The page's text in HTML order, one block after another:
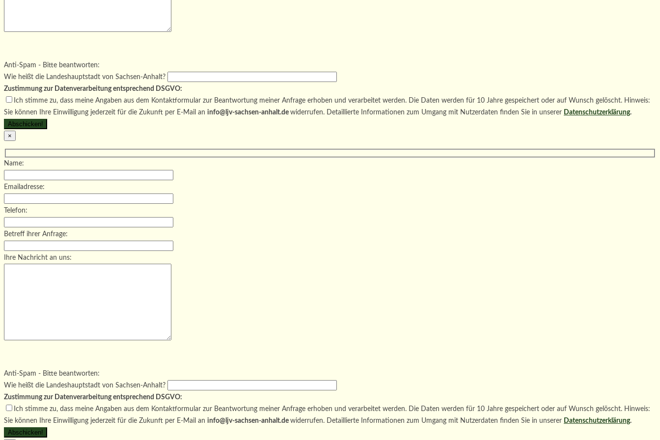
Bitte lasse dieses Feld leer.
Anti-Spam - Bitte beantworten:
Wie heißt die Landeshauptstadt von Sachsen-Anhalt?
Zustimmung zur Datenverarbeitung entsprechend DSGVO:
Ich stimme zu, dass meine Angaben aus dem Kontaktformular zur Beantwortung meiner Anfrage erhoben und verarbeitet werden. Die Daten werden für 10 Jahre gespeichert oder auf Wunsch gelöscht. Hinweis:
Sie können Ihre Einwilligung jederzeit für die Zukunft per E-Mail an info@ljv-sachsen-anhalt.de widerrufen. Detaillierte Informationen zum Umgang mit Nutzerdaten finden Sie in unserer Datenschutzerklärung.
×
Name:
Emailadresse:
Telefon:
Betreff ihrer Anfrage:
Ihre Nachricht an uns:
Bitte lasse dieses Feld leer.
Anti-Spam - Bitte beantworten:
Wie heißt die Landeshauptstadt von Sachsen-Anhalt?
Zustimmung zur Datenverarbeitung entsprechend DSGVO:
Ich stimme zu, dass meine Angaben aus dem Kontaktformular zur Beantwortung meiner Anfrage erhoben und verarbeitet werden. Die Daten werden für 10 Jahre gespeichert oder auf Wunsch gelöscht. Hinweis:
Sie können Ihre Einwilligung jederzeit für die Zukunft per E-Mail an info@ljv-sachsen-anhalt.de widerrufen. Detaillierte Informationen zum Umgang mit Nutzerdaten finden Sie in unserer Datenschutzerklärung.